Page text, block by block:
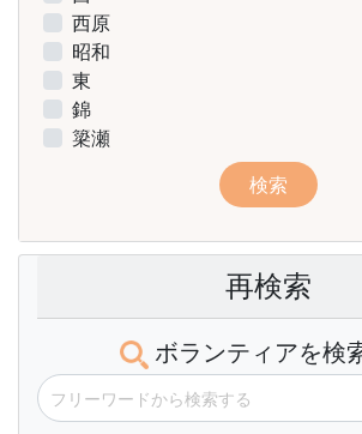
西原
昭和
東
錦
簗瀬
検索
再検索
ボランティアを検